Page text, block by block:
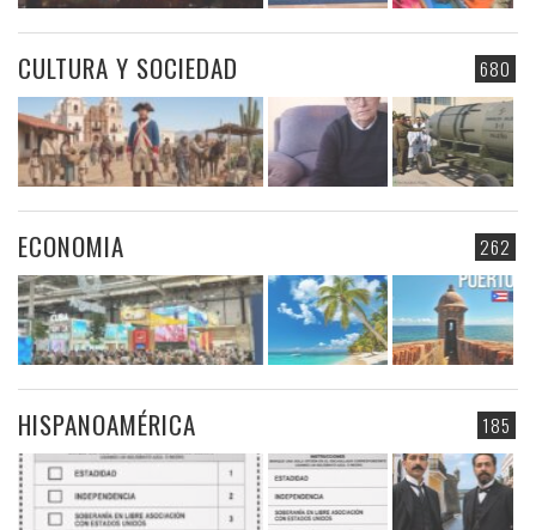
680
CULTURA Y SOCIEDAD
262
ECONOMIA
185
HISPANOAMÉRICA